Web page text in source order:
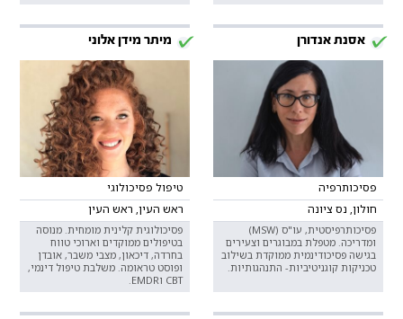
אסנת אנדורן
פסיכותרפיה
חולון, נס ציונה
פסיכותרפיסטית, עו"ס (MSW)
ומדריכה. מטפלת במבוגרים וצעירים
בגישה פסיכודינמית ממוקדת בשילוב
טכניקות קוגניטיביות- התנהגותיות.
מיתר מידן אלוני
טיפול פסיכולוגי
ראש העין, ראש העין
פסיכולוגית קלינית מומחית. מנוסה
בטיפולים ממוקדים וארוכי טווח
בחרדה, דיכאון, מצבי משבר, אובדן
ופוסט טראומה. משלבת טיפול דינמי,
CBT וEMDR.